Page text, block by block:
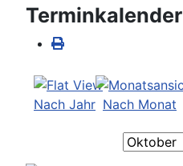
Terminkalender
Nach Jahr Nach Monat